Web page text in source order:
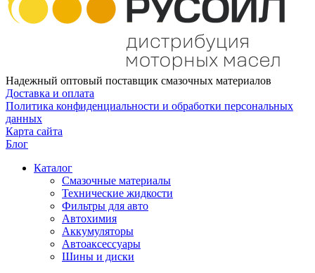
Надежный оптовый поставщик смазочных материалов
Доставка и оплата
Политика конфиденциальности и обработки персональных
данных
Карта сайта
Блог
Каталог
Смазочные материалы
Технические жидкости
Фильтры для авто
Автохимия
Аккумуляторы
Автоаксессуары
Шины и диски